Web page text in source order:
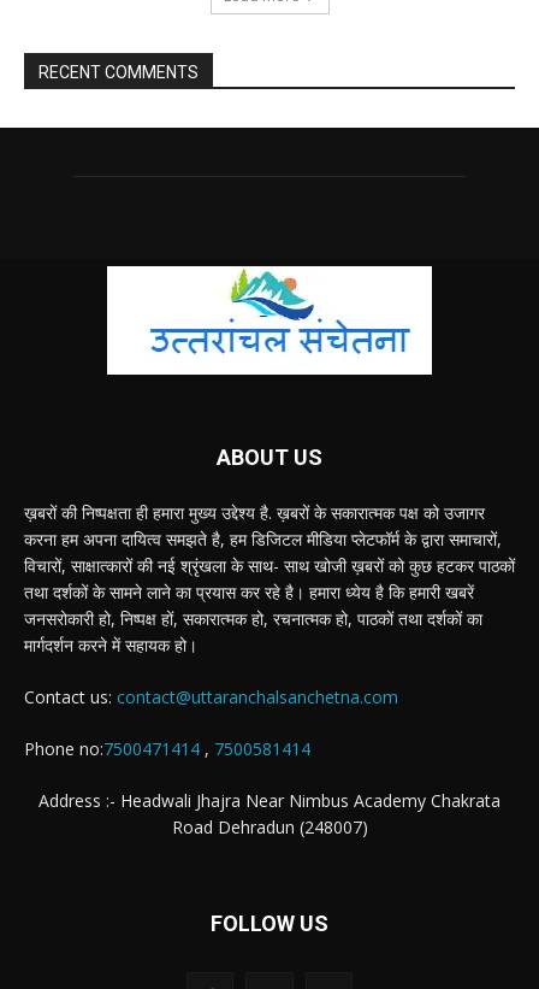
RECENT COMMENTS
ABOUT US
ख़बरों की निष्पक्षता ही हमारा मुख्य उद्देश्य है. ख़बरों के सकारात्मक पक्ष को उजागर
करना हम अपना दायित्व समझते है, हम डिजिटल मीडिया प्लेटफॉर्म के द्वारा समाचारों,
विचारों, साक्षात्कारों की नई श्रृंखला के साथ- साथ खोजी ख़बरों को कुछ हटकर पाठकों
तथा दर्शकों के सामने लाने का प्रयास कर रहे है। हमारा ध्येय है कि हमारी खबरें
जनसरोकारी हो, निष्पक्ष हों, सकारात्मक हो, रचनात्मक हो, पाठकों तथा दर्शकों का
मार्गदर्शन करने में सहायक हो।
Contact us: contact@uttaranchalsanchetna.com
Phone no:7500471414 , 7500581414
Address :- Headwali Jhajra Near Nimbus Academy Chakrata
Road Dehradun (248007)
FOLLOW US